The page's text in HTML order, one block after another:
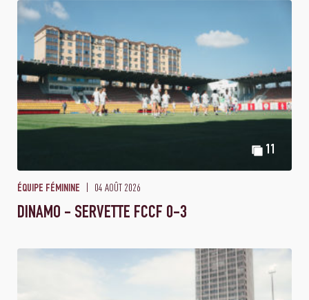
11
ÉQUIPE FÉMININE 04 AOÛT 2026
DINAMO - SERVETTE FCCF 0-3